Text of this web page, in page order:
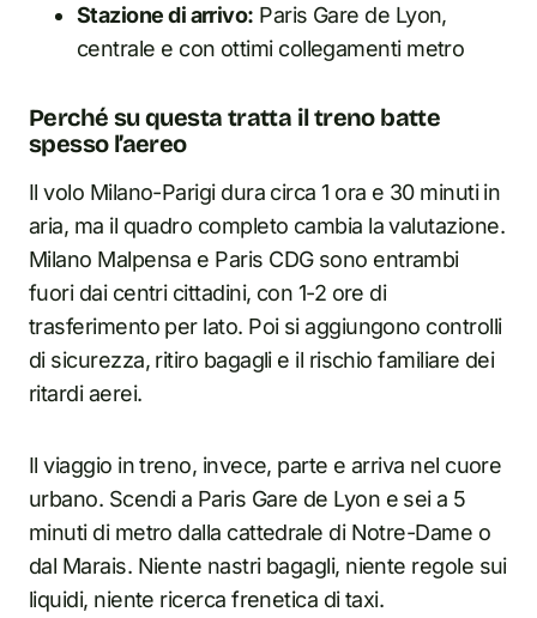
Stazione di arrivo: Paris Gare de Lyon,
centrale e con ottimi collegamenti metro
Perché su questa tratta il treno batte
spesso l’aereo
Il volo Milano-Parigi dura circa 1 ora e 30 minuti in
aria, ma il quadro completo cambia la valutazione.
Milano Malpensa e Paris CDG sono entrambi
fuori dai centri cittadini, con 1-2 ore di
trasferimento per lato. Poi si aggiungono controlli
di sicurezza, ritiro bagagli e il rischio familiare dei
ritardi aerei.
Il viaggio in treno, invece, parte e arriva nel cuore
urbano. Scendi a Paris Gare de Lyon e sei a 5
minuti di metro dalla cattedrale di Notre-Dame o
dal Marais. Niente nastri bagagli, niente regole sui
liquidi, niente ricerca frenetica di taxi.